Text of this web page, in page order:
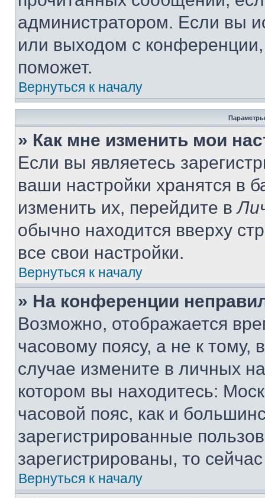
администратором. Если вы
или выходом с
поможет.
Вернуться к началу
Параметры
» Как мне изменить мои
Если вы являетесь
ваши настройки хранятся в
изменить их, перейдите в
обычно находится вверху
все свои настройки.
Вернуться к началу
» На конференции
Возможно, отображается
часовому поясу, а не к тому,
случае измените в личных
котором вы находитесь:
часовой пояс, как и
зарегистрированные
зарегистрированы, то
Вернуться к началу